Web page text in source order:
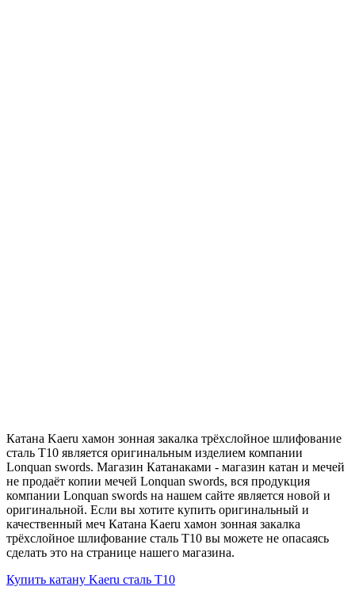
Катана Kaeru хамон зонная закалка трёхслойное шлифование
сталь T10 является оригинальным изделием компании
Lonquan swords. Магазин Катанаками - магазин катан и мечей
не продаёт копии мечей Lonquan swords, вся продукция
компании Lonquan swords на нашем сайте является новой и
оригинальной. Если вы хотите купить оригинальный и
качественный меч Катана Kaeru хамон зонная закалка
трёхслойное шлифование сталь T10 вы можете не опасаясь
сделать это на странице нашего магазина.
Купить катану Kaeru сталь T10